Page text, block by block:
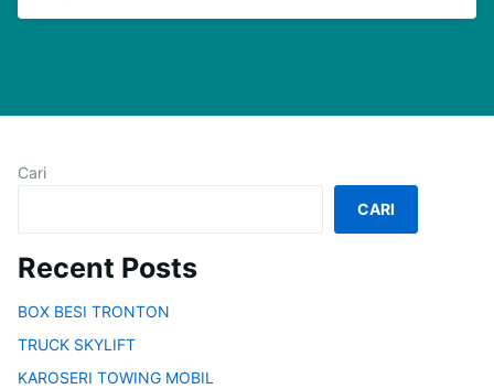
Cari
CARI
Recent Posts
BOX BESI TRONTON
TRUCK SKYLIFT
KAROSERI TOWING MOBIL